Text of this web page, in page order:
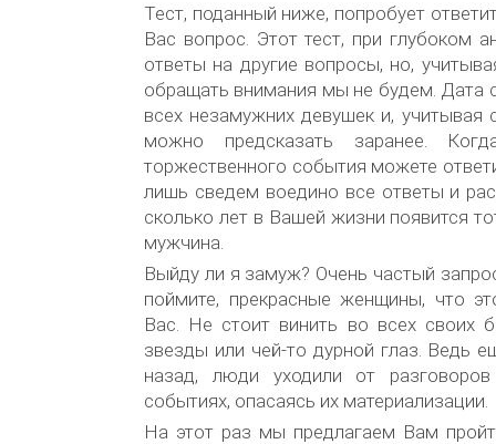
Тест, поданный ниже, попробует
Вас вопрос. Этот тест, при глубоком
ответы на другие вопросы, но,
обращать внимания мы не будем. Дата
всех незамужних девушек и, учитывая
можно предсказать заранее.
торжественного события можете
лишь сведем воедино все ответы и
сколько лет в Вашей жизни появится
мужчина.
Выйду ли я замуж? Очень частый
поймите, прекрасные женщины, что
Вас. Не стоит винить во всех своих
звезды или чей-то дурной глаз. Ведь
назад, люди уходили от
событиях, опасаясь их материализации.
На этот раз мы предлагаем Вам